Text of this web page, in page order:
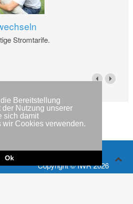
Bereitstellung
Nutzung unserer
sich damit
wir Cookies verwenden.
Ok
Stromtarife.
Copyright © IWR 2026